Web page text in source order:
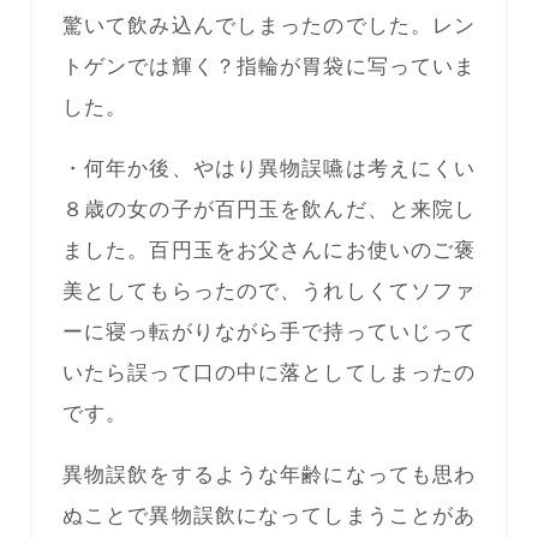
驚いて飲み込んでしまったのでした。レン
トゲンでは輝く？指輪が胃袋に写っていま
した。
・何年か後、やはり異物誤嚥は考えにくい
８歳の女の子が百円玉を飲んだ、と来院し
ました。百円玉をお父さんにお使いのご褒
美としてもらったので、うれしくてソファ
ーに寝っ転がりながら手で持っていじって
いたら誤って口の中に落としてしまったの
です。
異物誤飲をするような年齢になっても思わ
ぬことで異物誤飲になってしまうことがあ